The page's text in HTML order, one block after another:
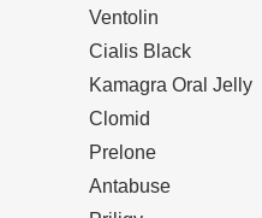
Ventolin
Cialis Black
Kamagra Oral Jelly
Clomid
Prelone
Antabuse